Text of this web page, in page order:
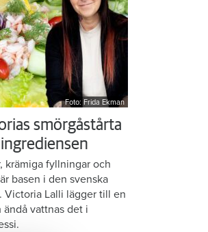
Foto: Frida Ekman
smörgåstårta
krämiga fyllningar och
basen i den svenska
Victoria Lalli lägger till en
vattnas det i